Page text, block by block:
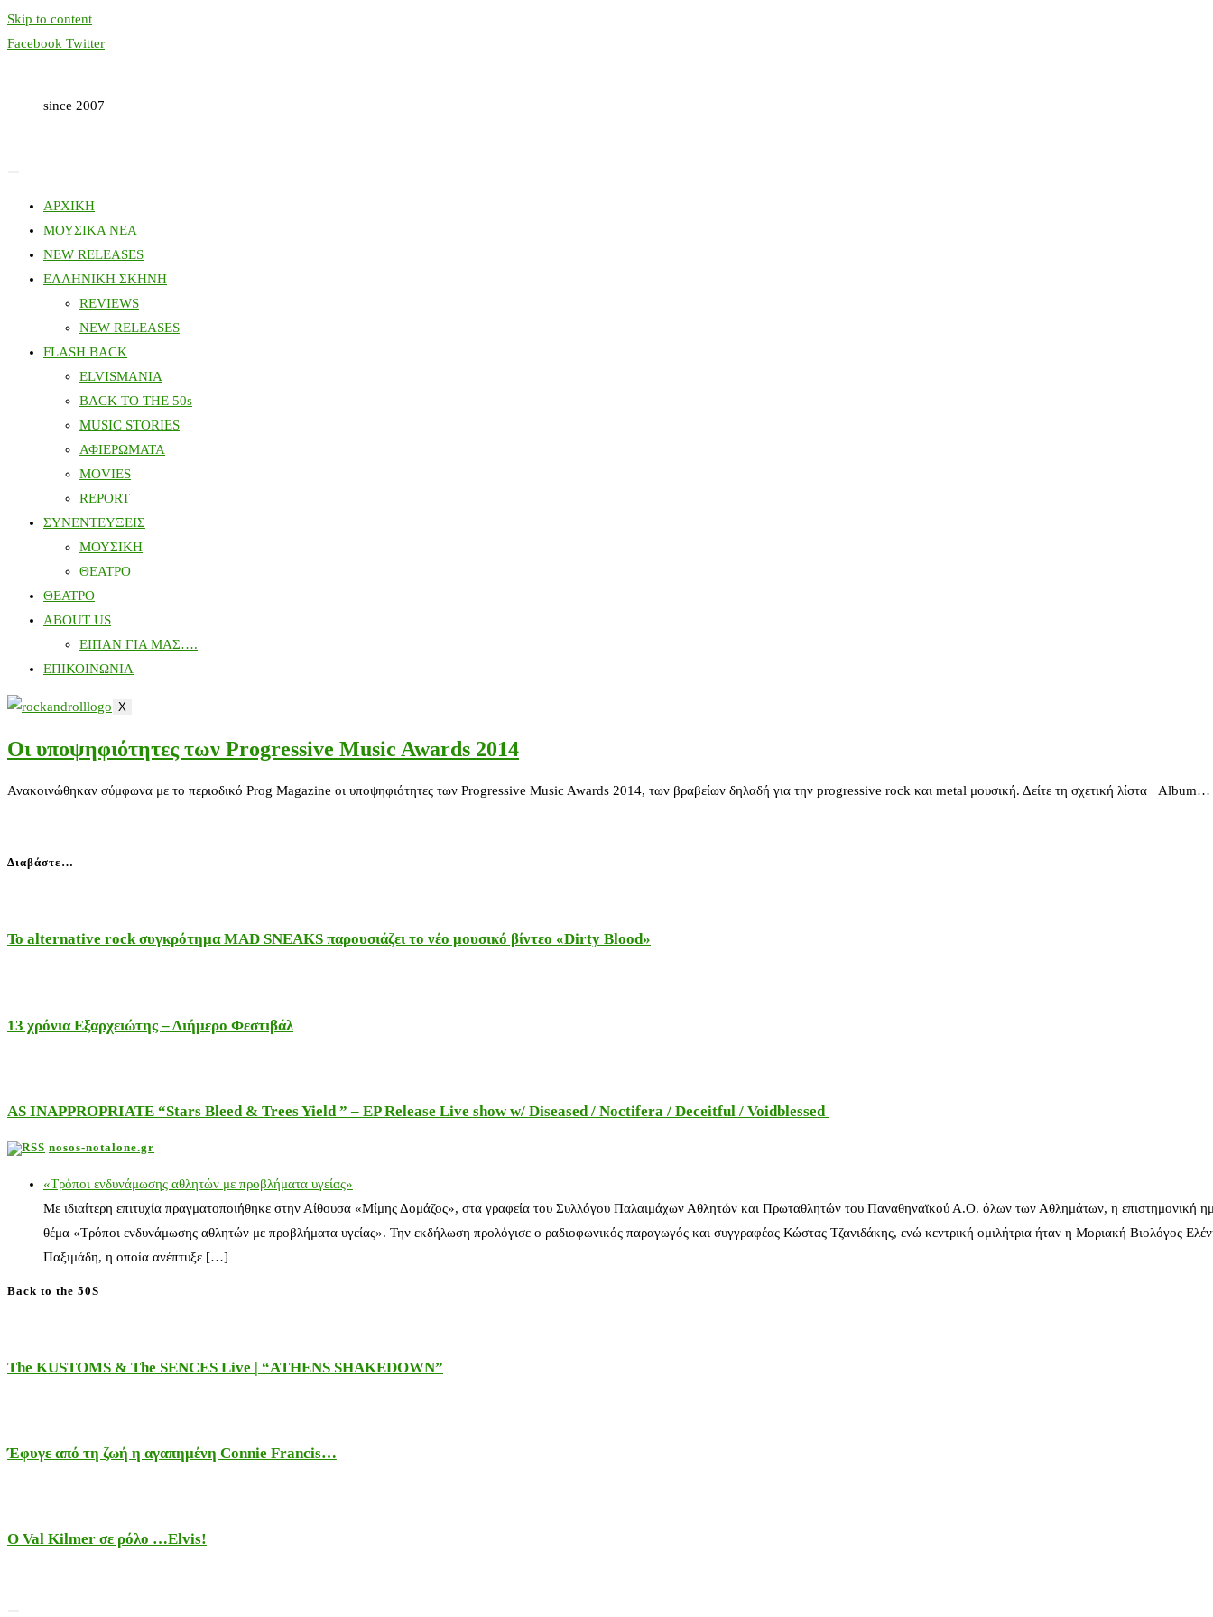
Skip to content
Facebook Twitter
since 2007
ΑΡΧΙΚΗ
ΜΟΥΣΙΚΑ ΝΕΑ
NEW RELEASES
ΕΛΛΗΝΙΚΗ ΣΚΗΝΗ
REVIEWS
NEW RELEASES
FLASH BACK
ELVISMANIA
BACK TO THE 50s
MUSIC STORIES
ΑΦΙΕΡΩΜΑΤΑ
MOVIES
REPORT
ΣΥΝΕΝΤΕΥΞΕΙΣ
ΜΟΥΣΙΚΗ
ΘΕΑΤΡΟ
ΘΕΑΤΡΟ
ABOUT US
ΕΙΠΑΝ ΓΙΑ ΜΑΣ….
ΕΠΙΚΟΙΝΩΝΙΑ
X
Οι υποψηφιότητες των Progressive Music Awards 2014
Ανακοινώθηκαν σύμφωνα με το περιοδικό Prog Magazine οι υποψηφιότητες των Progressive Music Awards 2014, των βραβείων δηλαδή για την progressive rock και metal μουσική. Δείτε τη σχετική λίστα Album…
Διαβάστε…
Το alternative rock συγκρότημα MAD SNEAKS παρουσιάζει το νέο μουσικό βίντεο «Dirty Blood»
13 χρόνια Εξαρχειώτης – Διήμερο Φεστιβάλ
AS INAPPROPRIATE “Stars Bleed & Trees Yield ” – EP Release Live show w/ Diseased / Noctifera / Deceitful / Voidblessed
nosos-notalone.gr
«Τρόποι ενδυνάμωσης αθλητών με προβλήματα υγείας»
Με ιδιαίτερη επιτυχία πραγματοποιήθηκε στην Αίθουσα «Μίμης Δομάζος», στα γραφεία του Συλλόγου Παλαιμάχων Αθλητών και Πρωταθλητών του Παναθηναϊκού Α.Ο. όλων των Αθλημάτων, η επιστημονική
θέμα «Τρόποι ενδυνάμωσης αθλητών με προβλήματα υγείας». Την εκδήλωση προλόγισε ο ραδιοφωνικός παραγωγός και συγγραφέας Κώστας Τζανιδάκης, ενώ κεντρική ομιλήτρια ήταν η Μοριακή Βιολόγος
Παξιμάδη, η οποία ανέπτυξε […]
Back to the 50S
The KUSTOMS & The SENCES Live | “ATHENS SHAKEDOWN”
Έφυγε από τη ζωή η αγαπημένη Connie Francis…
Ο Val Kilmer σε ρόλο …Elvis!